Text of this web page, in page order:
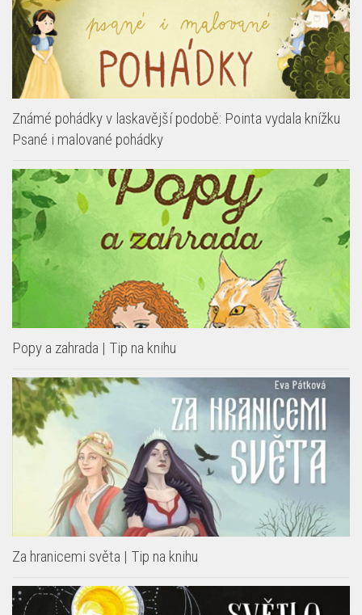
Známé pohádky v laskavější podobě: Pointa vydala knížku
Psané i malované pohádky
Popy a zahrada | Tip na knihu
Za hranicemi světa | Tip na knihu